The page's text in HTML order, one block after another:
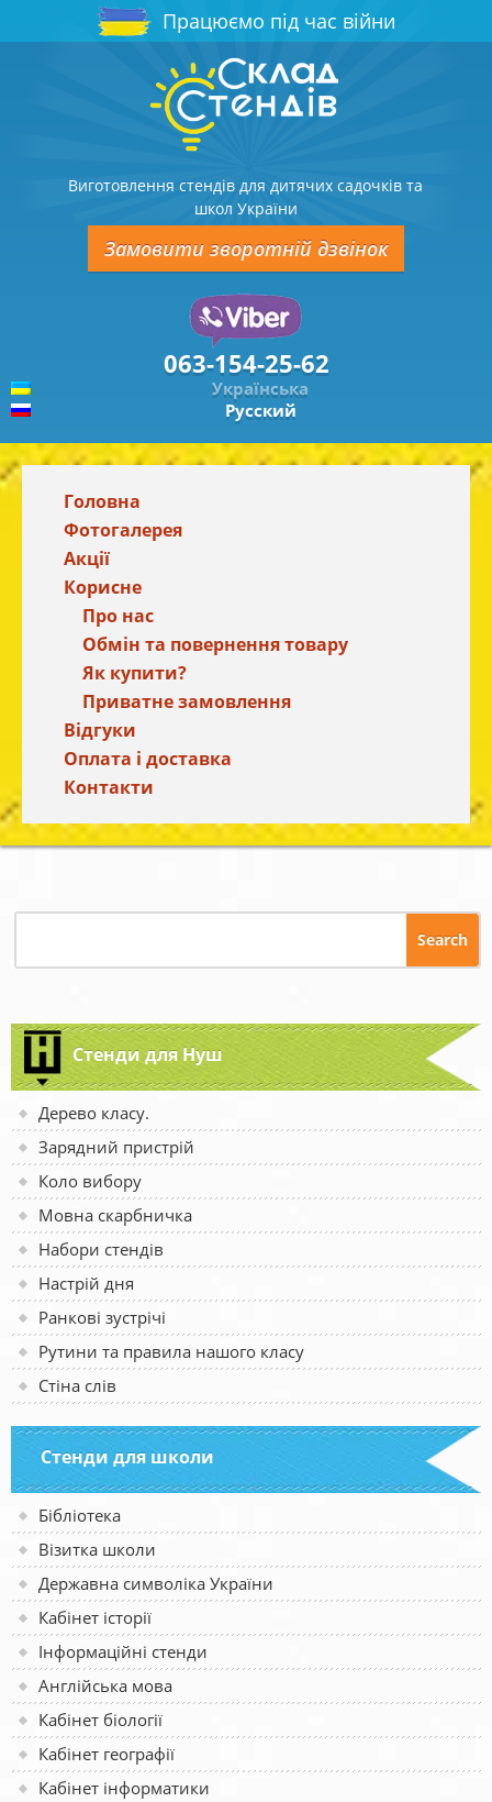
Працюємо під час війни
Виготовлення стендів для дитячих садочків та
школ України
Замовити зворотній дзвінок
063-154-25-62
Українська
Русский
Головна
Фотогалерея
Акції
Корисне
Про нас
Обмін та повернення товару
Як купити?
Приватне замовлення
Відгуки
Оплата і доставка
Контакти
Стенди для Нуш
Дерево класу.
Зарядний пристрій
Коло вибору
Мовна скарбничка
Набори стендів
Настрій дня
Ранкові зустрічі
Рутини та правила нашого класу
Стіна слів
Стенди для школи
Бібліотека
Візитка школи
Державна символіка України
Кабінет історії
Інформаційні стенди
Англійська мова
Кабінет біології
Кабінет географії
Кабінет інформатики